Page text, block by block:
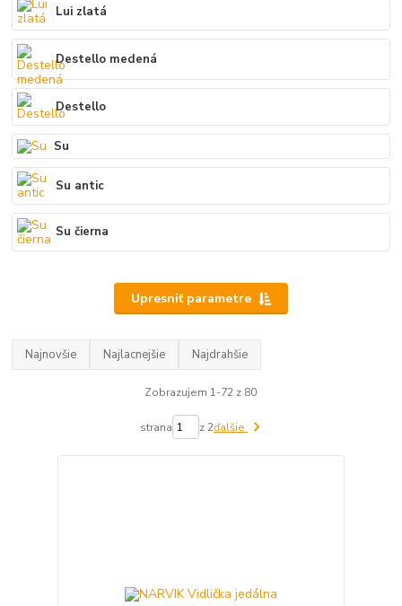
Lui zlatá
Destello medená
Destello
Su
Su antic
Su čierna
Upresniť parametre
Najnovšie Najlacnejšie Najdrahšie
Zobrazujem 1-72 z 80
strana z 2ďalšie